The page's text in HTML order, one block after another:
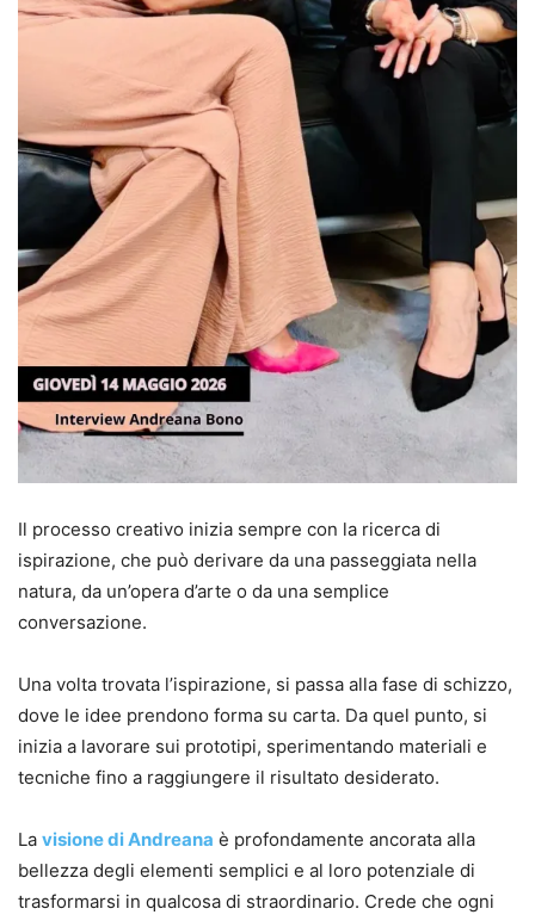
Il processo creativo inizia sempre con la ricerca di
ispirazione, che può derivare da una passeggiata nella
natura, da un’opera d’arte o da una semplice
conversazione.
Una volta trovata l’ispirazione, si passa alla fase di schizzo,
dove le idee prendono forma su carta. Da quel punto, si
inizia a lavorare sui prototipi, sperimentando materiali e
tecniche fino a raggiungere il risultato desiderato.
La visione di Andreana è profondamente ancorata alla
bellezza degli elementi semplici e al loro potenziale di
trasformarsi in qualcosa di straordinario. Crede che ogni